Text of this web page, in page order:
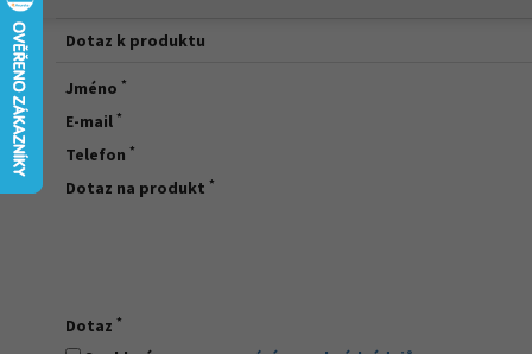
Dotaz k produktu
Jméno *
E-mail *
Telefon *
Dotaz na produkt *
Dotaz *